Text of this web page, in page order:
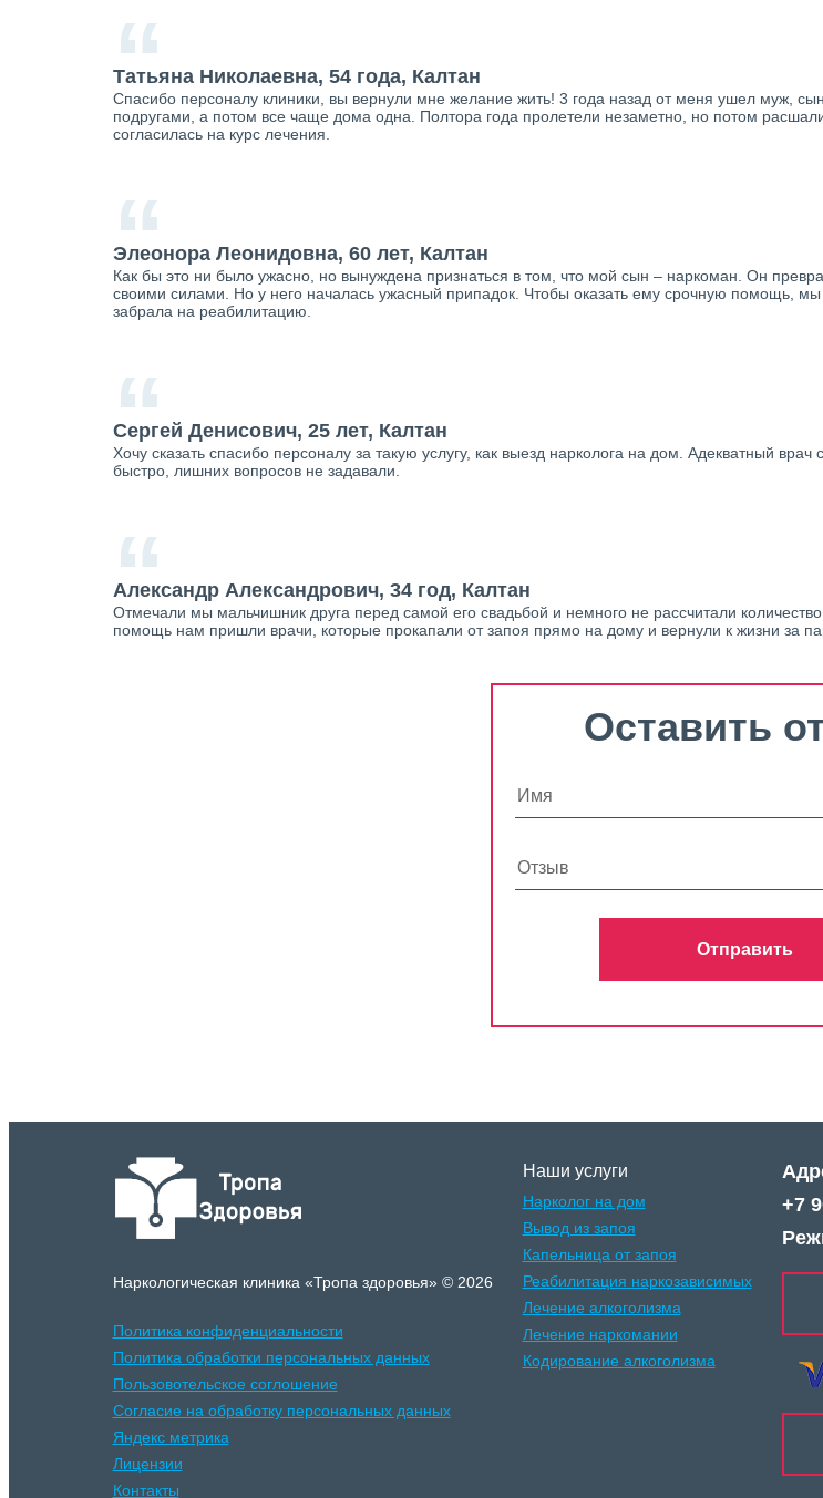
“
Татьяна Николаевна, 54 года, Калтан
Спасибо персоналу клиники, вы вернули мне желание жить! 3 года назад от меня ушел муж,
подругами, а потом все чаще дома одна. Полтора года пролетели незаметно, но потом
согласилась на курс лечения.
“
Элеонора Леонидовна, 60 лет, Калтан
Как бы это ни было ужасно, но вынуждена признаться в том, что мой сын – наркоман. Он
своими силами. Но у него началась ужасный припадок. Чтобы оказать ему срочную помощь,
забрала на реабилитацию.
“
Сергей Денисович, 25 лет, Калтан
Хочу сказать спасибо персоналу за такую услугу, как выезд нарколога на дом. Адекватный
быстро, лишних вопросов не задавали.
“
Александр Александрович, 34 год, Калтан
Отмечали мы мальчишник друга перед самой его свадьбой и немного не рассчитали
помощь нам пришли врачи, которые прокапали от запоя прямо на дому и вернули к жизни за
Оставить
Отправить
Наркологическая клиника «Тропа здоровья» © 2026
Политика конфиденциальности
Политика обработки персональных данных
Пользовотельское соглошение
Согласие на обработку персональных данных
Яндекс метрика
Лицензии
Контакты
Наши услуги
Нарколог на дом
Вывод из запоя
Капельница от запоя
Реабилитация наркозависимых
Лечение алкоголизма
Лечение наркомании
Кодирование алкоголизма
+7